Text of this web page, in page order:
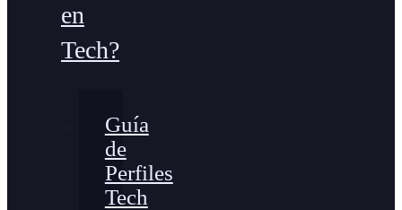
en
Tech?
Guía
de
Perfiles
Tech